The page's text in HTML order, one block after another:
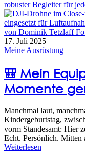
17. Juli 2025
Meine Ausrüstung
🎒 Mein
Momente
Manchmal laut,
Kindergeburtstag,
vorm Standesamt: Hier
Echt. Persönlich. Mitten
Weiterlesen